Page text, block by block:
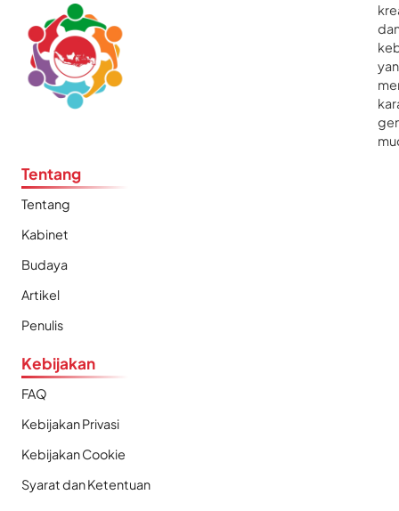
Tentang
Tentang
Kabinet
Budaya
Artikel
Penulis
Kebijakan
FAQ
Kebijakan Privasi
Kebijakan Cookie
Syarat dan Ketentuan